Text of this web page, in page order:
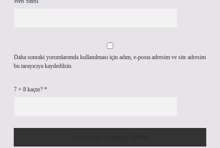
Daha sonraki yorumlarımda kullanılması için adım, e-posta adresim ve site adresim
bu tarayıcıya kaydedilsin.
7 + 8 kaçtır? *